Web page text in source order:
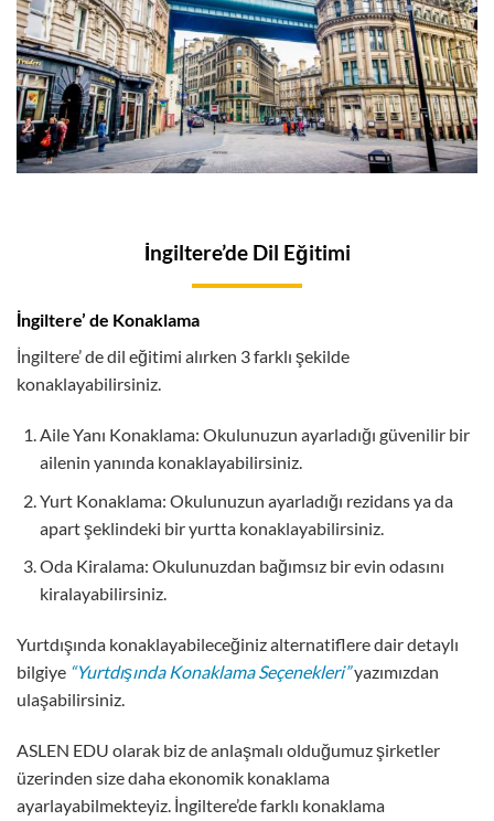
İngiltere’de Dil Eğitimi
İngiltere’ de Konaklama
İngiltere’ de dil eğitimi alırken 3 farklı şekilde
konaklayabilirsiniz.
Aile Yanı Konaklama: Okulunuzun ayarladığı güvenilir bir
ailenin yanında konaklayabilirsiniz.
Yurt Konaklama: Okulunuzun ayarladığı rezidans ya da
apart şeklindeki bir yurtta konaklayabilirsiniz.
Oda Kiralama: Okulunuzdan bağımsız bir evin odasını
kiralayabilirsiniz.
Yurtdışında konaklayabileceğiniz alternatiflere dair detaylı
bilgiye “Yurtdışında Konaklama Seçenekleri”yazımızdan
ulaşabilirsiniz.
ASLEN EDU olarak biz de anlaşmalı olduğumuz şirketler
üzerinden size daha ekonomik konaklama
ayarlayabilmekteyiz. İngiltere’de farklı konaklama